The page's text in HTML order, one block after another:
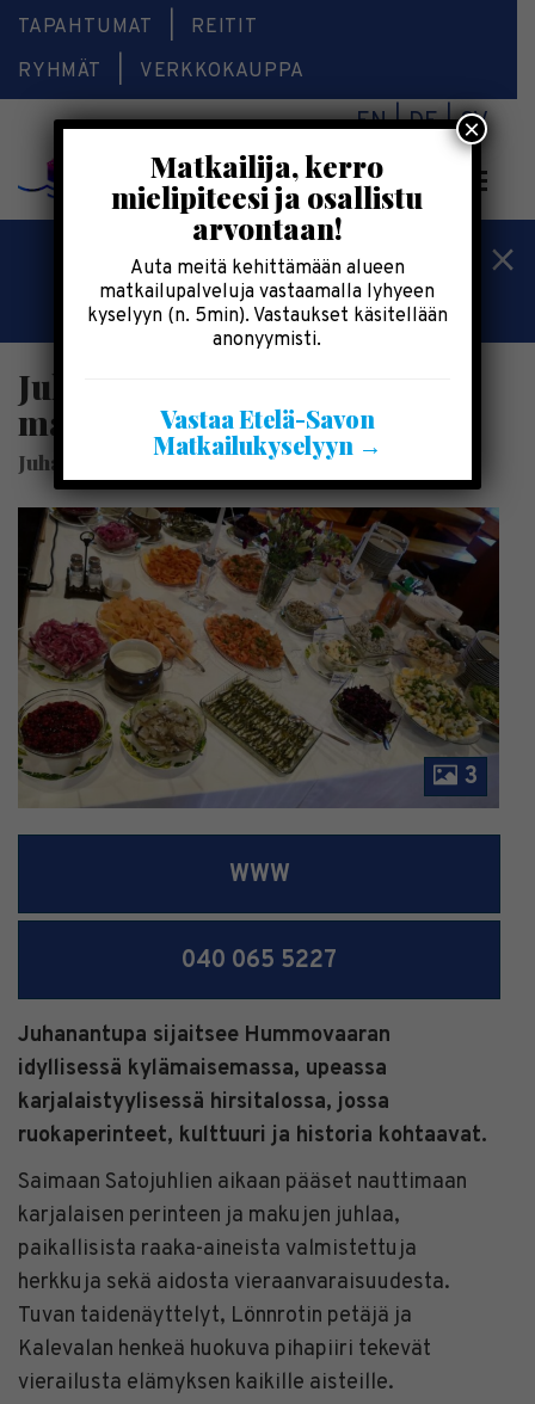
TAPAHTUMAT
REITIT
RYHMÄT
VERKKOKAUPPA
EN DE SV
Kesälomatärpit »
Saimaalla-kesälehti »
Juhanantupa | Karjalaisia
makuja | Hummovaara
Juhanantupa
3
WWW
040 065 5227
Juhanantupa sijaitsee Hummovaaran
idyllisessä kylämaisemassa, upeassa
karjalaistyylisessä hirsitalossa, jossa
ruokaperinteet, kulttuuri ja historia kohtaavat.
Saimaan Satojuhlien aikaan pääset nauttimaan
karjalaisen perinteen ja makujen juhlaa,
paikallisista raaka-aineista valmistettuja
herkkuja sekä aidosta vieraanvaraisuudesta.
Tuvan taidenäyttelyt, Lönnrotin petäjä ja
Kalevalan henkeä huokuva pihapiiri tekevät
vierailusta elämyksen kaikille aisteille.
Matkailija, kerro
mielipiteesi ja osallistu
arvontaan!
Auta meitä kehittämään alueen
matkailupalveluja vastaamalla lyhyeen
kyselyyn (n. 5min). Vastaukset käsitellään
anonyymisti.
Vastaa Etelä-Savon
Matkailukyselyyn →
×